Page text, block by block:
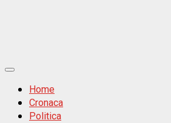
Primäres
MenüHome
Cronaca
Politica